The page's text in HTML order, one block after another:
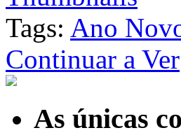
Tags: Ano
Continuar a Ver
As únicas